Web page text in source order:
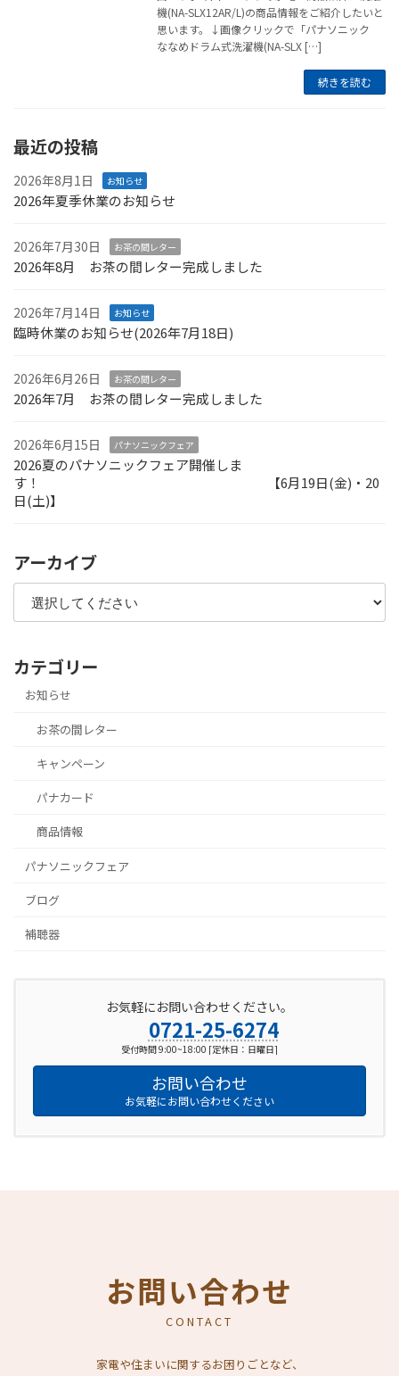
機(NA-SLX12AR/L)の商品情報をご紹介したいと
思います。↓画像クリックで「パナソニック
ななめドラム式洗濯機(NA-SLX […]
続きを読む
最近の投稿
2026年8月1日 お知らせ
2026年夏季休業のお知らせ
2026年7月30日 お茶の間レター
2026年8月 お茶の間レター完成しました
2026年7月14日 お知らせ
臨時休業のお知らせ(2026年7月18日)
2026年6月26日 お茶の間レター
2026年7月 お茶の間レター完成しました
2026年6月15日 パナソニックフェア
2026夏のパナソニックフェア開催しま
す！ 【6月19日(金)・20
日(土)】
アーカイブ
カテゴリー
お知らせ
お茶の間レター
キャンペーン
パナカード
商品情報
パナソニックフェア
ブログ
補聴器
お気軽にお問い合わせください。
0721-25-6274
受付時間 9:00~18:00 [定休日：日曜日]
お問い合わせ
お気軽にお問い合わせください
お問い合わせ
CONTACT
家電や住まいに関するお困りごとなど、